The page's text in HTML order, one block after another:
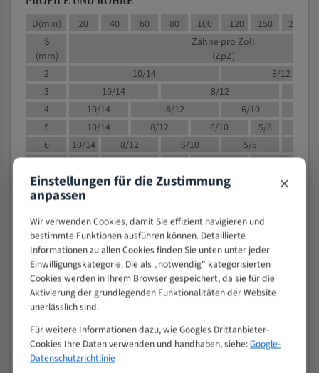
D(mm) 20 40 60 80 100 120 150 200
S
(mm)
Zähne pro Zoll
(ZpZ)
2
10/14
8/12
3
10/14 8/12
4
10/14 8/12 6/10
5
10/14 8/12 6/10
5/8
6
10/14 8/12 6/10
5/8
10
8/12 6/10 5/8
12
15
8/12 6/10
4/5
20
4/6
30
4/5
50
4/5
80
> 100
VOLLMATERIAL
M (mm)
Zähne pro
Einstellungen für die Zustimmung
anpassen ×
Wir verwenden Cookies, damit Sie effizient navigieren und
bestimmte Funktionen ausführen können. Detaillierte
Informationen zu allen Cookies finden Sie unten unter jeder
Einwilligungskategorie. Die als „notwendig" kategorisierten
Cookies werden in Ihrem Browser gespeichert, da sie für die
Aktivierung der grundlegenden Funktionalitäten der Website
unerlässlich sind.
Für weitere Informationen dazu, wie Googles Drittanbieter-
Cookies Ihre Daten verwenden und handhaben, siehe:Google-
Datenschutzrichtlinie